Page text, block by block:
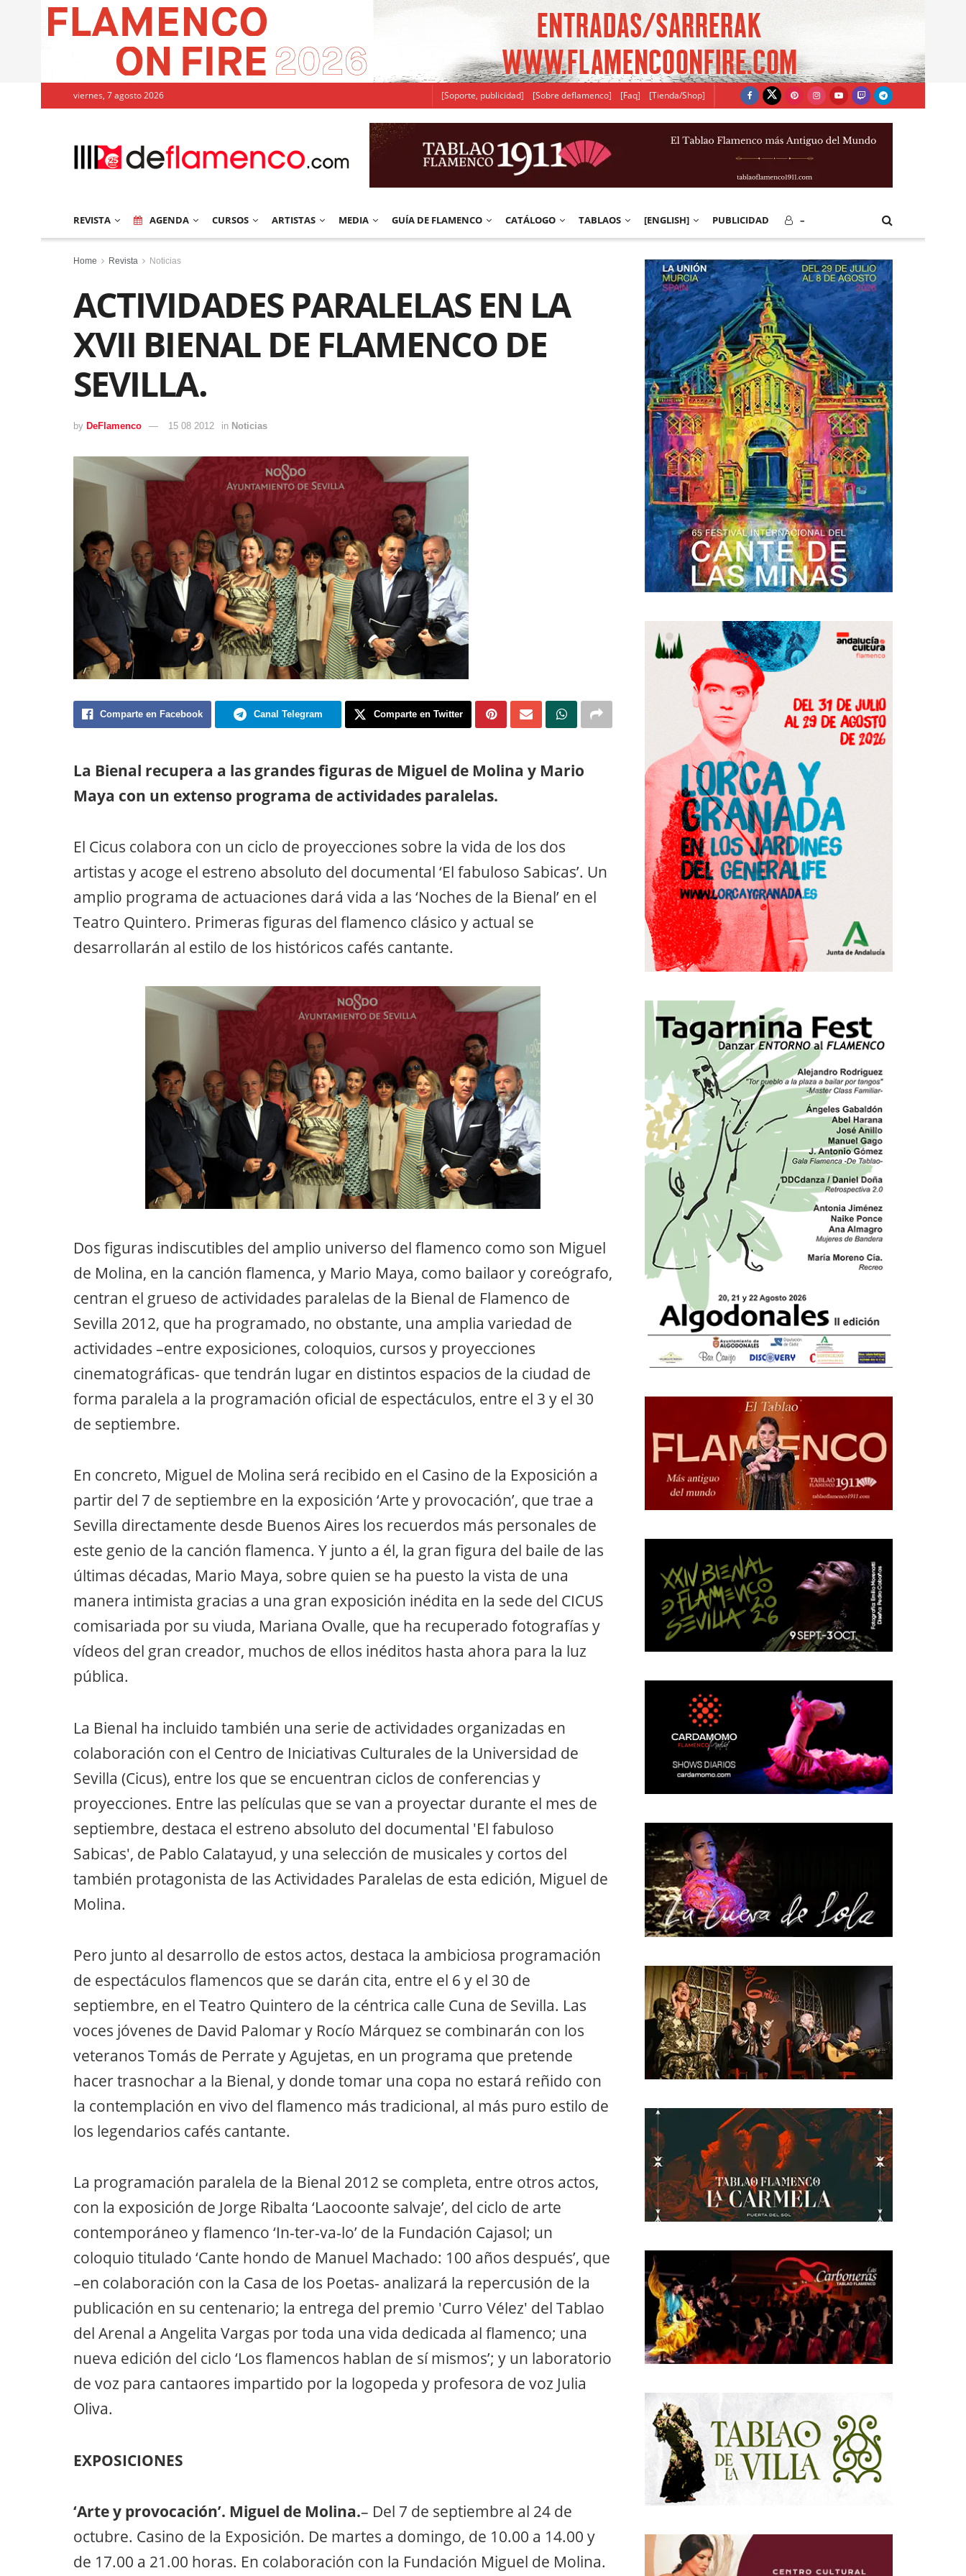
viernes, 7 agosto 2026 [Soporte, publicidad] [Sobre deflamenco] [Faq] [Tienda/Shop]
REVISTA AGENDA CURSOS ARTISTAS MEDIA GUÍA DE FLAMENCO CATÁLOGO TABLAOS [ENGLISH] PUBLICIDAD –
Home Revista Noticias
ACTIVIDADES PARALELAS EN LA
XVII BIENAL DE FLAMENCO DE
SEVILLA.
by DeFlamenco 15 08 2012 in Noticias
Comparte en Facebook Canal Telegram Comparte en Twitter
La Bienal recupera a las grandes figuras de Miguel de Molina y Mario
Maya con un extenso programa de actividades paralelas.
El Cicus colabora con un ciclo de proyecciones sobre la vida de los dos
artistas y acoge el estreno absoluto del documental ‘El fabuloso Sabicas’. Un
amplio programa de actuaciones dará vida a las ‘Noches de la Bienal’ en el
Teatro Quintero. Primeras figuras del flamenco clásico y actual se
desarrollarán al estilo de los históricos cafés cantante.
Dos figuras indiscutibles del amplio universo del flamenco como son Miguel
de Molina, en la canción flamenca, y Mario Maya, como bailaor y coreógrafo,
centran el grueso de actividades paralelas de la Bienal de Flamenco de
Sevilla 2012, que ha programado, no obstante, una amplia variedad de
actividades –entre exposiciones, coloquios, cursos y proyecciones
cinematográficas- que tendrán lugar en distintos espacios de la ciudad de
forma paralela a la programación oficial de espectáculos, entre el 3 y el 30
de septiembre.
En concreto, Miguel de Molina será recibido en el Casino de la Exposición a
partir del 7 de septiembre en la exposición ‘Arte y provocación’, que trae a
Sevilla directamente desde Buenos Aires los recuerdos más personales de
este genio de la canción flamenca. Y junto a él, la gran figura del baile de las
últimas décadas, Mario Maya, sobre quien se ha puesto la vista de una
manera intimista gracias a una gran exposición inédita en la sede del CICUS
comisariada por su viuda, Mariana Ovalle, que ha recuperado fotografías y
vídeos del gran creador, muchos de ellos inéditos hasta ahora para la luz
pública.
La Bienal ha incluido también una serie de actividades organizadas en
colaboración con el Centro de Iniciativas Culturales de la Universidad de
Sevilla (Cicus), entre los que se encuentran ciclos de conferencias y
proyecciones. Entre las películas que se van a proyectar durante el mes de
septiembre, destaca el estreno absoluto del documental 'El fabuloso
Sabicas', de Pablo Calatayud, y una selección de musicales y cortos del
también protagonista de las Actividades Paralelas de esta edición, Miguel de
Molina.
Pero junto al desarrollo de estos actos, destaca la ambiciosa programación
de espectáculos flamencos que se darán cita, entre el 6 y el 30 de
septiembre, en el Teatro Quintero de la céntrica calle Cuna de Sevilla. Las
voces jóvenes de David Palomar y Rocío Márquez se combinarán con los
veteranos Tomás de Perrate y Agujetas, en un programa que pretende
hacer trasnochar a la Bienal, y donde tomar una copa no estará reñido con
la contemplación en vivo del flamenco más tradicional, al más puro estilo de
los legendarios cafés cantante.
La programación paralela de la Bienal 2012 se completa, entre otros actos,
con la exposición de Jorge Ribalta ‘Laocoonte salvaje’, del ciclo de arte
contemporáneo y flamenco ‘In-ter-va-lo’ de la Fundación Cajasol; un
coloquio titulado ‘Cante hondo de Manuel Machado: 100 años después’, que
–en colaboración con la Casa de los Poetas- analizará la repercusión de la
publicación en su centenario; la entrega del premio 'Curro Vélez' del Tablao
del Arenal a Angelita Vargas por toda una vida dedicada al flamenco; una
nueva edición del ciclo ‘Los flamencos hablan de sí mismos’; y un laboratorio
de voz para cantaores impartido por la logopeda y profesora de voz Julia
Oliva.
EXPOSICIONES
‘Arte y provocación’. Miguel de Molina.– Del 7 de septiembre al 24 de
octubre. Casino de la Exposición. De martes a domingo, de 10.00 a 14.00 y
de 17.00 a 21.00 horas. En colaboración con la Fundación Miguel de Molina.